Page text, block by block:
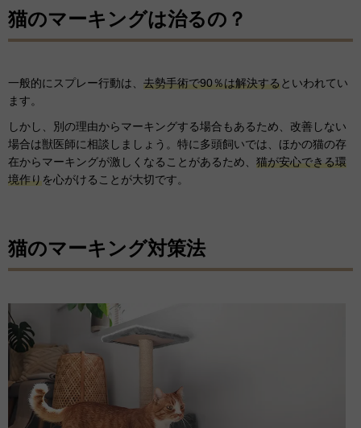
猫のマーキングは治るの？
一般的にスプレー行動は、 去勢手術で90％は解決するといわれてい
ます。
しかし、別の理由からマーキングする場合もあるため、改善しない
場合は獣医師に相談しましょう。特に多頭飼いでは、ほかの猫の存
在からマーキングが激しくなることがあるため、 猫が安心できる環
境作りを心がけることが大切です。
猫のマーキング対策法